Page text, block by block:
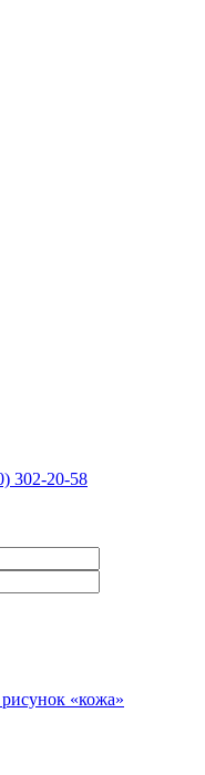
302-20-58
«кожа»